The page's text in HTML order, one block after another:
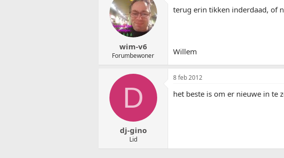
wim-v6
Forumbewoner
terug erin tikken inderdaad, of
Willem
D
dj-gino
Lid
8 feb 2012
het beste is om er nieuwe in te